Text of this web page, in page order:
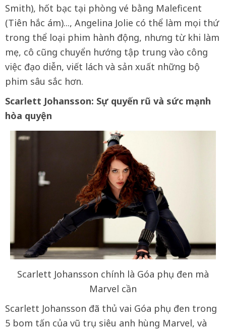
Smith), hốt bạc tại phòng vé bằng Maleficent
(Tiên hắc ám)..., Angelina Jolie có thể làm mọi thứ
trong thể loại phim hành động, nhưng từ khi làm
mẹ, cô cũng chuyển hướng tập trung vào công
việc đạo diễn, viết lách và sản xuất những bộ
phim sâu sắc hơn.
Scarlett Johansson: Sự quyến rũ và sức mạnh
hòa quyện
Scarlett Johansson chính là Góa phụ đen mà
Marvel cần
Scarlett Johansson đã thủ vai Góa phụ đen trong
5 bom tấn của vũ trụ siêu anh hùng Marvel, và